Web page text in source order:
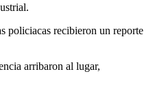
policiacas recibieron un reporte
arribaron al lugar,